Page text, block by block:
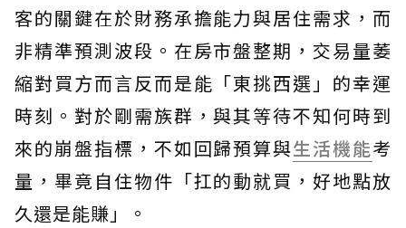
客的關鍵在於財務承擔能力與居住需求，而
非精準預測波段。在房市盤整期，交易量萎
縮對買方而言反而是能「東挑西選」的幸運
時刻。對於剛需族群，與其等待不知何時到
來的崩盤指標，不如回歸預算與生活機能考
量，畢竟自住物件「扛的動就買，好地點放
久還是能賺」。